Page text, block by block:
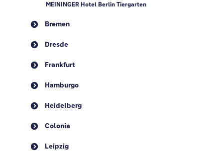
MEININGER Hotel Berlin Tiergarten
Bremen
Dresde
Frankfurt
Hamburgo
Heidelberg
Colonia
Leipzig